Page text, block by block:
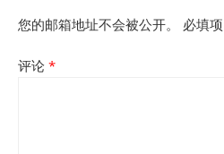
您的邮箱地址不会被公开。
必填
评论 *